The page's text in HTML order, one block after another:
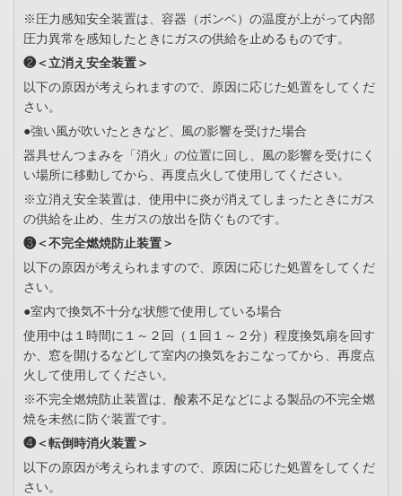
※圧力感知安全装置は、容器（ボンベ）の温度が上がって内部
圧力異常を感知したときにガスの供給を止めるものです。
❷＜立消え安全装置＞
以下の原因が考えられますので、原因に応じた処置をしてくだ
さい。
●強い風が吹いたときなど、風の影響を受けた場合
器具せんつまみを「消火」の位置に回し、風の影響を受けにく
い場所に移動してから、再度点火して使用してください。
※立消え安全装置は、使用中に炎が消えてしまったときにガス
の供給を止め、生ガスの放出を防ぐものです。
❸＜不完全燃焼防止装置＞
以下の原因が考えられますので、原因に応じた処置をしてくだ
さい。
●室内で換気不十分な状態で使用している場合
使用中は１時間に１～２回（１回１～２分）程度換気扇を回す
か、窓を開けるなどして室内の換気をおこなってから、再度点
火して使用してください。
※不完全燃焼防止装置は、酸素不足などによる製品の不完全燃
焼を未然に防ぐ装置です。
❹＜転倒時消火装置＞
以下の原因が考えられますので、原因に応じた処置をしてくだ
さい。